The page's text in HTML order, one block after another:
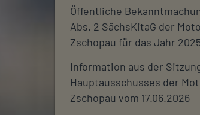
Öffentliche
Abs. 2 SächsKitaG der
Zschopau für das Jahr
Information aus der
Hauptausschusses der
Zschopau vom 17.06.2026